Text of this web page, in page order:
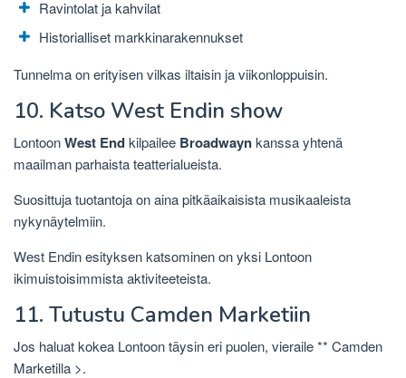
Ravintolat ja kahvilat
Historialliset markkinarakennukset
Tunnelma on erityisen vilkas iltaisin ja viikonloppuisin.
10. Katso West Endin show
LontoonWest Endkilpailee Broadwaynkanssa yhtenä
maailman parhaista teatterialueista.
Suosittuja tuotantoja on aina pitkäaikaisista musikaaleista
nykynäytelmiin.
West Endin esityksen katsominen on yksi Lontoon
ikimuistoisimmista aktiviteeteista.
11. Tutustu Camden Marketiin
Jos haluat kokea Lontoon täysin eri puolen, vieraile ** Camden
Marketilla >.